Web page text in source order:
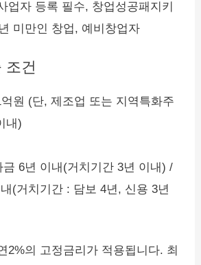
업자 등록 필수, 창업성공패지키
미만인 창업, 예비창업자
조건
원 (단, 제조업 또는 지역특화주
내)
6년 이내(거치기간 3년 이내) /
(거치기간 : 담보 4년, 신용 3년
2%의 고정금리가 적용됩니다. 최